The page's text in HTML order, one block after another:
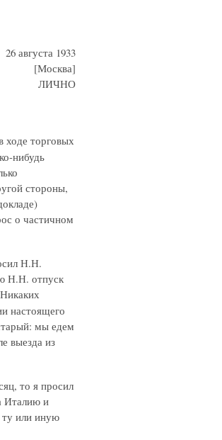
26 августа 1933
[Москва]
ЛИЧНО
торговых
нибудь
стороны,
о частичном
Н.Н.
Н.Н. отпуск
настоящего
мы едем
выезда из
то я просил
Италию и
ту или иную